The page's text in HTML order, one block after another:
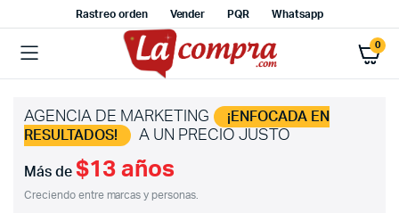
Rastreo orden Vender PQR Whatsapp
0
AGENCIA DE MARKETING
¡ENFOCADA EN
RESULTADOS!
A UN PRECIO JUSTO
Más de $13 años
Creciendo entre marcas y personas.